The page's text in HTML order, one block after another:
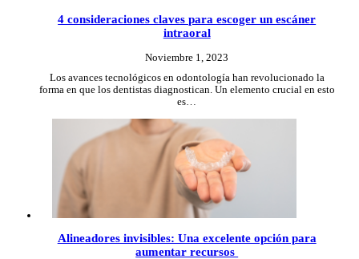
4 consideraciones claves para escoger un escáner
intraoral
Noviembre 1, 2023
Los avances tecnológicos en odontología han revolucionado la
forma en que los dentistas diagnostican. Un elemento crucial en esto
es…
Alineadores invisibles: Una excelente opción para
aumentar recursos